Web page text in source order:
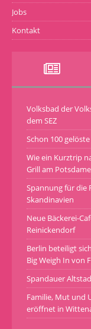
Jobs
Kontakt
Volksbad der
dem SEZ
Schon 100
Wie ein Kurztrip
Grill am
Spannung für die
Skandinavien
Neue Bäckerei-
Reinickendorf
Berlin beteiligt
Big Weigh In von
Spandauer
Familie, Mut und
eröffnet in